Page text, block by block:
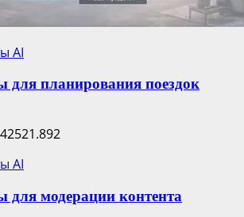
AI
для планирования поездок
AI
для модерации контента